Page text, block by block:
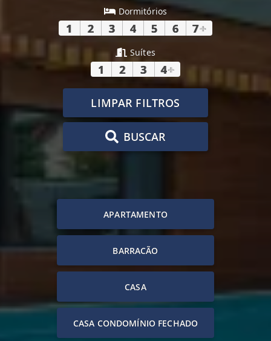
Dormitórios
1 2 3 4 5 6 7+
Suítes
1 2 3 4+
LIMPAR FILTROS
BUSCAR
APARTAMENTO
BARRACÃO
CASA
CASA CONDOMÍNIO FECHADO